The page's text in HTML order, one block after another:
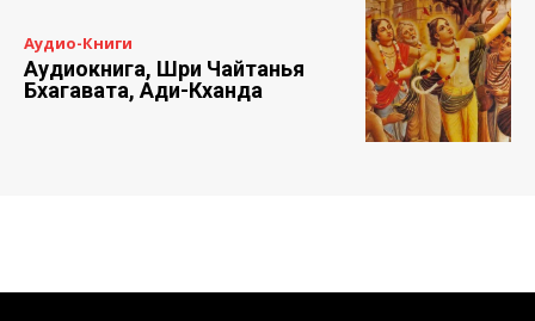
Аудио-Книги
Аудиокнига, Шри Чайтанья
Бхагавата, Ади-Кханда